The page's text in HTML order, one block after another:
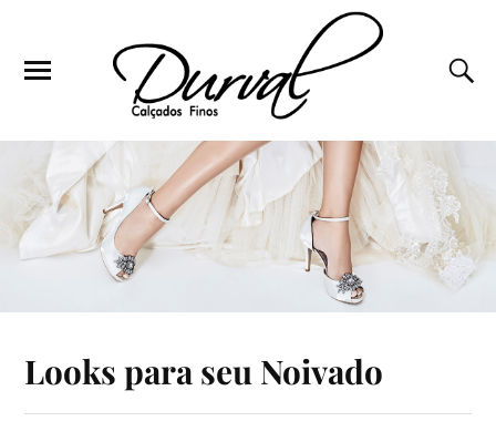
Looks para seu Noivado